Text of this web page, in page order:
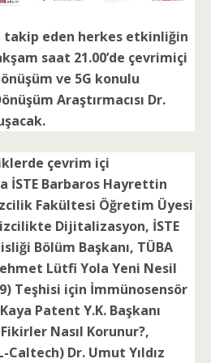
takip eden herkes etkinliğin
saat 21.00’de çevrimiçi
ve 5G konulu
Araştırmacısı Dr.
çevrim içi
İSTE Barbaros Hayrettin
Fakültesi Öğretim Üyesi
Dijitalizasyon, İSTE
Bölüm Başkanı, TÜBA
Lütfi Yola Yeni Nesil
Teşhisi için İmmünosensör
Patent Y.K. Başkanı
Nasıl Korunur?,
Dr. Umut Yıldız